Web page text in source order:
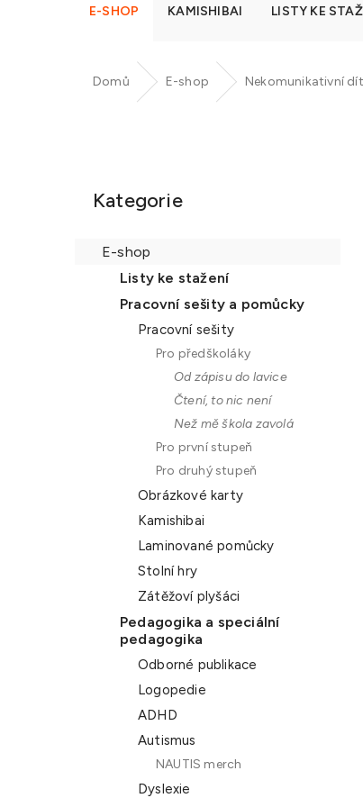
E-SHOP KAMISHIBAI LISTY KE
Domů E-shop Nekomunikativní
Kategorie
E-shop
Listy ke stažení
Pracovní sešity a pomůcky
Pracovní sešity
Pro předškoláky
Od zápisu do lavice
Čtení, to nic není
Než mě škola zavolá
Pro první stupeň
Pro druhý stupeň
Obrázkové karty
Kamishibai
Laminované pomůcky
Stolní hry
Zátěžoví plyšáci
Pedagogika a speciální
pedagogika
Odborné publikace
Logopedie
ADHD
Autismus
NAUTIS merch
Dyslexie